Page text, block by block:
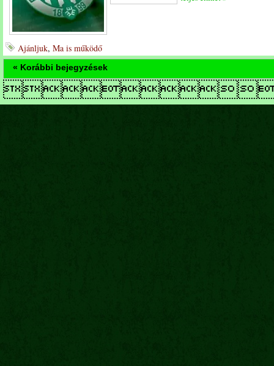
Ajánljuk, Ma is működő
« Korábbi bejegyzések